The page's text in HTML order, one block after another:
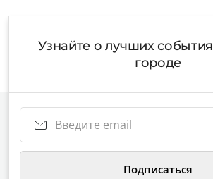
Узнайте о лучших
городе